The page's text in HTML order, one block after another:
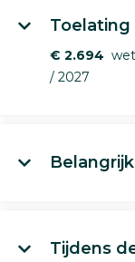
Toelating
€ 2.694
/ 2027
Tijdens